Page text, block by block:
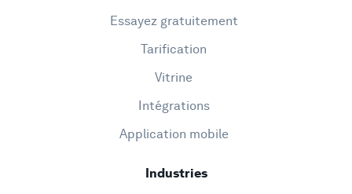
Essayez gratuitement
Tarification
Vitrine
Intégrations
Application mobile
Industries